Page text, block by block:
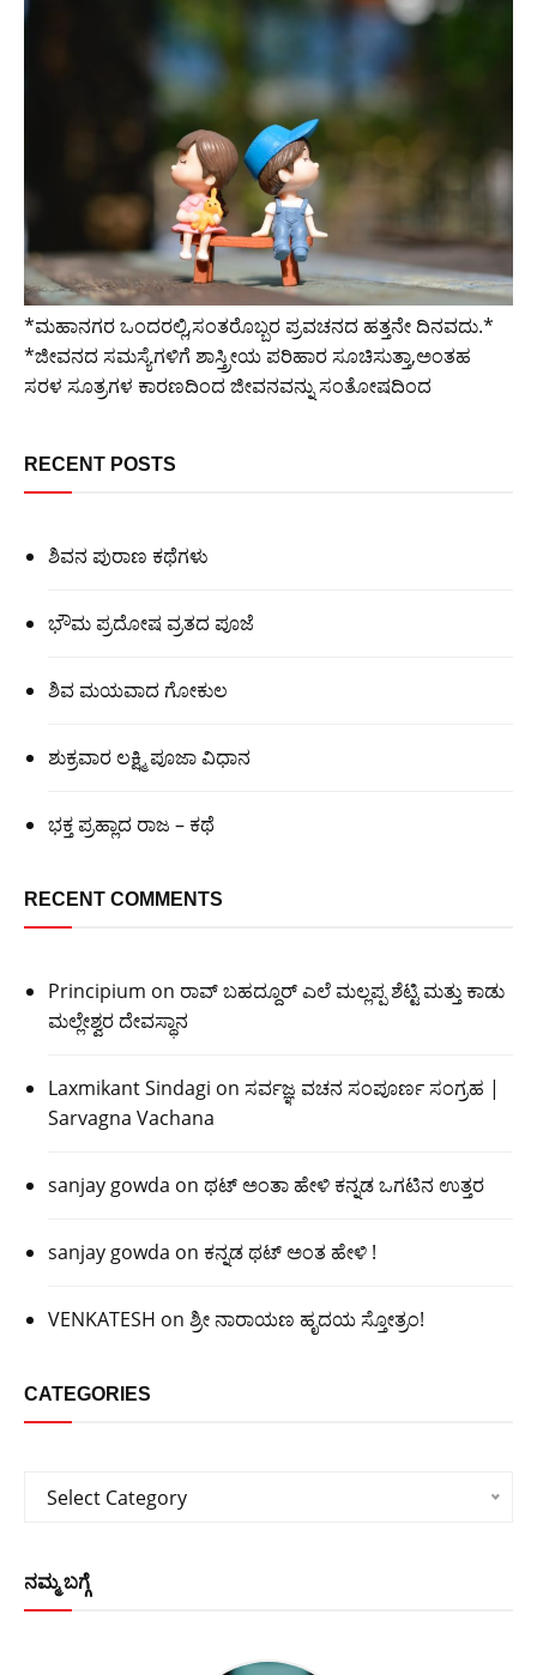
*ಮಹಾನಗರ ಒಂದರಲ್ಲಿ,ಸಂತರೊಬ್ಬರ ಪ್ರವಚನದ ಹತ್ತನೇ ದಿನವದು.*
*ಜೀವನದ ಸಮಸ್ಯೆಗಳಿಗೆ ಶಾಸ್ತ್ರೀಯ ಪರಿಹಾರ ಸೂಚಿಸುತ್ತಾ,ಅಂತಹ
ಸರಳ ಸೂತ್ರಗಳ ಕಾರಣದಿಂದ ಜೀವನವನ್ನು ಸಂತೋಷದಿಂದ
RECENT POSTS
ಶಿವನ ಪುರಾಣ ಕಥೆಗಳು
ಭೌಮ ಪ್ರದೋಷ ವ್ರತದ ಪೂಜೆ
ಶಿವ ಮಯವಾದ ಗೋಕುಲ
ಶುಕ್ರವಾರ ಲಕ್ಷ್ಮಿ ಪೂಜಾ ವಿಧಾನ
ಭಕ್ತ ಪ್ರಹ್ಲಾದ ರಾಜ – ಕಥೆ
RECENT COMMENTS
Principium on ರಾವ್ ಬಹದ್ದೂರ್ ಎಲೆ ಮಲ್ಲಪ್ಪ ಶೆಟ್ಟಿ ಮತ್ತು ಕಾಡು
ಮಲ್ಲೇಶ್ವರ ದೇವಸ್ಥಾನ
Laxmikant Sindagi on ಸರ್ವಜ್ಞ ವಚನ ಸಂಪೂರ್ಣ ಸಂಗ್ರಹ |
Sarvagna Vachana
sanjay gowda on ಥಟ್ ಅಂತಾ ಹೇಳಿ ಕನ್ನಡ ಒಗಟಿನ ಉತ್ತರ
sanjay gowda on ಕನ್ನಡ ಥಟ್ ಅಂತ ಹೇಳಿ !
VENKATESH on ಶ್ರೀ ನಾರಾಯಣ ಹೃದಯ ಸ್ತೋತ್ರಂ!
CATEGORIES
Categories
Select Category
ನಮ್ಮ ಬಗ್ಗೆ